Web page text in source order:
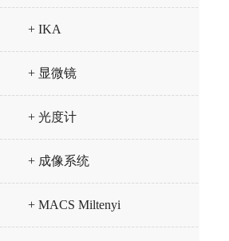
+ IKA
+ 显微镜
+ 光度计
+ 成像系统
+ MACS Miltenyi